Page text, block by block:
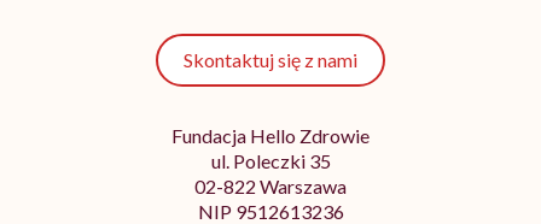
Skontaktuj się z nami
Fundacja Hello Zdrowie
ul. Poleczki 35
02-822 Warszawa
NIP 9512613236